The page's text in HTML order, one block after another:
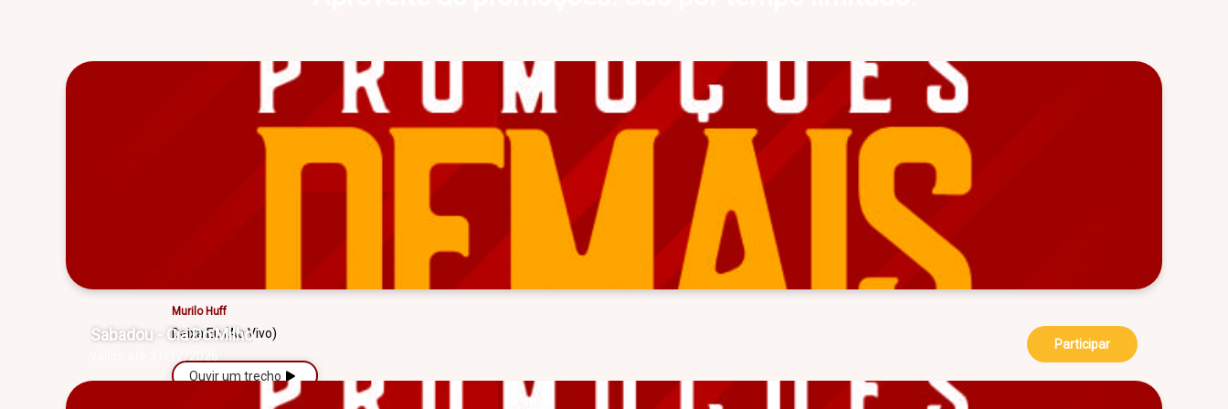
Clayton & Romário & Zé Felipe
Se Eu Te Perdoar (Ao Vivo)
Ouvir um trecho
Murilo Huff
Deixa Eu (Ao Vivo)
Ouvir um trecho
Sabadou - Cia Do Milho
Participar